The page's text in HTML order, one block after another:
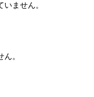
ません。
。